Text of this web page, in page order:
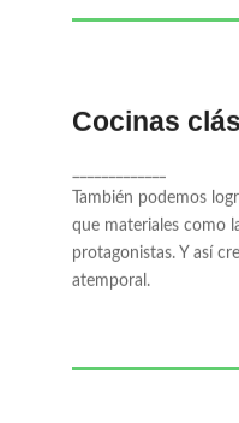
Cocinas
También podemos
que materiales como
protagonistas. Y así
atemporal.
tradicional, en
madera o el